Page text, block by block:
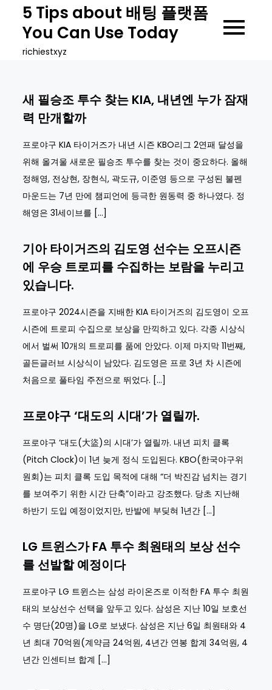
content
5 Tips about 배팅 플랫폼
You Can Use Today
richiestxyz
새 필승조 투수 찾는 KIA, 내년엔 누가 잠재
력 만개할까
프로야구 KIA 타이거즈가 내년 시즌 KBO리그 2연패 달성을
위해 올겨울 새로운 필승조 투수를 찾는 것이 중요하다. 올해
정해영, 전상현, 장현식, 곽도규, 이준영 등으로 구성된 불펜
마운드는 7년 만에 챔피언에 등극한 원동력 중 하나였다. 정
해영은 31세이브를 […]
기아 타이거즈의 김도영 선수는 오프시즌
에 우승 트로피를 수집하는 보람을 누리고
있습니다.
프로야구 2024시즌을 지배한 KIA 타이거즈의 김도영이 오프
시즌에 트로피 수집으로 보상을 만끽하고 있다. 각종 시상식
에서 벌써 10개의 트로피를 품에 안았다. 이제 마지막 11번째,
골든글러브 시상식이 남았다. 김도영은 프로 3년 차 시즌에
처음으로 풀타임 주전으로 뛰었다. […]
프로야구 ‘대도의 시대’가 열릴까.
프로야구 ‘대도(大盜)의 시대’가 열릴까. 내년 피치 클록
(Pitch Clock)이 1년 늦게 정식 도입된다. KBO(한국야구위
원회)는 피치 클록 도입 목적에 대해 “더 박진감 넘치는 경기
를 보여주기 위한 시간 단축”이라고 강조했다. 당초 지난해
하반기 도입 예정이었지만, 반발에 부딪혀 1년간 […]
LG 트윈스가 FA 투수 최원태의 보상 선수
를 선발할 예정이다
프로야구 LG 트윈스는 삼성 라이온즈로 이적한 FA 투수 최원
태의 보상선수 선택을 앞두고 있다. 삼성은 지난 10일 보호선
수 명단(20명)을 LG로 보냈다. 삼성은 지난 6일 최원태와 4
년 최대 70억원(계약금 24억원, 4년간 연봉 합계 34억원, 4
년간 인센티브 합계 […]